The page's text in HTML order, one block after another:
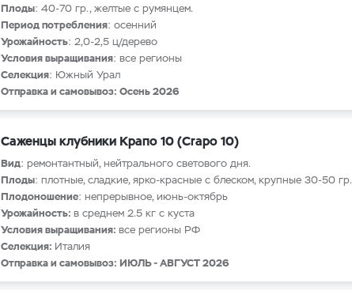
Плоды: 40-70 гр., желтые с румянцем.
Период потребления: осенний
Урожайность: 2,0-2,5 ц/дерево
Условия выращивания: все регионы
Селекция: Южный Урал
Отправка и самовывоз: Осень 2026
Саженцы клубники Крапо 10 (Crapo 10)
Вид: ремонтантный, нейтрального светового дня.
Плоды: плотные, сладкие, ярко-красные с блеском, крупные 30-50 гр.
Плодоношение: непрерывное, июнь-октябрь
Урожайность: в среднем 2.5 кг с куста
Условия выращивания: все регионы РФ
Селекция: Италия
Отправка и самовывоз: ИЮЛЬ - АВГУСТ 2026